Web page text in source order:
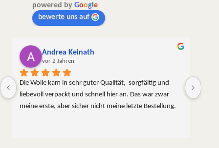
powered by Goog e
bewerte uns auf
Andrea Keinath
vor 2 Jahren
Die Wolle kam in sehr guter Qualität,  sorgfältig und
liebevoll verpackt und schnell hier an. Das war zwar
meine erste, aber sicher nicht meine letzte Bestellung.